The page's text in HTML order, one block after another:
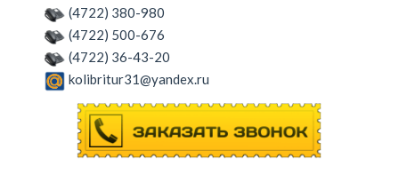
(4722) 380-980
(4722) 500-676
(4722) 36-43-20
kolibritur31@yandex.ru